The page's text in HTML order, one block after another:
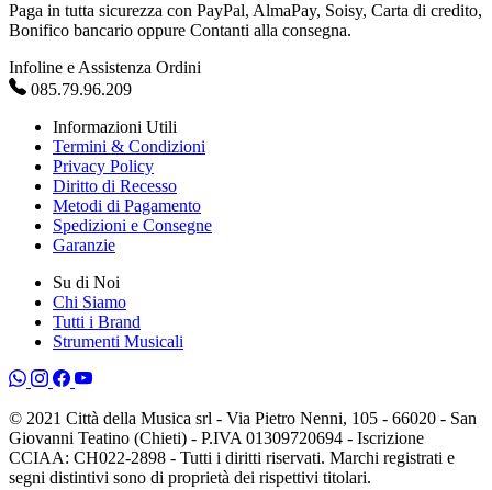
Paga in tutta sicurezza con PayPal, AlmaPay, Soisy, Carta di credito,
Bonifico bancario oppure Contanti alla consegna.
Infoline e Assistenza Ordini
085.79.96.209
Informazioni Utili
Termini & Condizioni
Privacy Policy
Diritto di Recesso
Metodi di Pagamento
Spedizioni e Consegne
Garanzie
Su di Noi
Chi Siamo
Tutti i Brand
Strumenti Musicali
© 2021 Città della Musica srl - Via Pietro Nenni, 105 - 66020 - San
Giovanni Teatino (Chieti) - P.IVA 01309720694 - Iscrizione
CCIAA: CH022-2898 - Tutti i diritti riservati. Marchi registrati e
segni distintivi sono di proprietà dei rispettivi titolari.